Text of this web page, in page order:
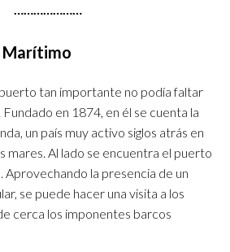
…………………
Marítimo
puerto tan importante no podía faltar
. Fundado en 1874, en él se cuenta la
un país muy activo siglos atrás en
mares. Al lado se encuentra el puerto
Aprovechando la presencia de un
se puede hacer una visita a los
cerca los imponentes barcos